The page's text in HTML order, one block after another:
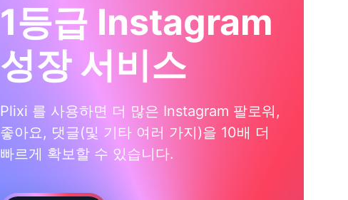
1등급 Instagram
성장 서비스
Plixi 를 사용하면 더 많은 Instagram 팔로워,
좋아요, 댓글(및 기타 여러 가지)을 10배 더
빠르게 확보할 수 있습니다.